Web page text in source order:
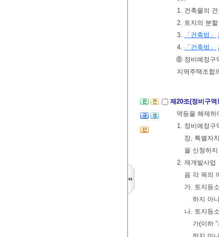
1. 건축물의
2. 토지의 분할
3.
「건축법」
4.
「건축법」
⑧ 정비예정구
지역주택조합
제20조(정비구
역등을 해제
1. 정비예정구
장, 특별자
을 신청하
2. 재개발사업
음 각 목의
가. 토지등
하지 아
나. 토지등
가(이하